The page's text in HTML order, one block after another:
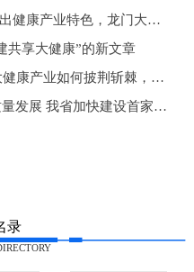
高质量发展园区行 | 突出健康产业特色，龙门大健康产业园走差异化发展之路
共享大健康”的新文章
全球经济寒冬之下，大健康产业如何披荆斩棘，冲破困局？
助推“大健康”产业高质量发展 我省加快建设首家国家市场监管重点实验室
录